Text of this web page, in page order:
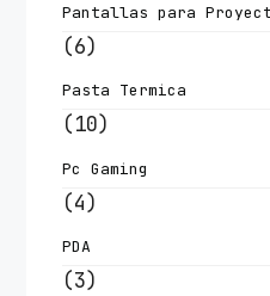
Pantallas para
(6)
Pasta Termica
(10)
Pc Gaming
(4)
PDA
(3)